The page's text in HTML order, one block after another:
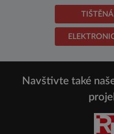
TIŠTĚNÁ
Navštivte také